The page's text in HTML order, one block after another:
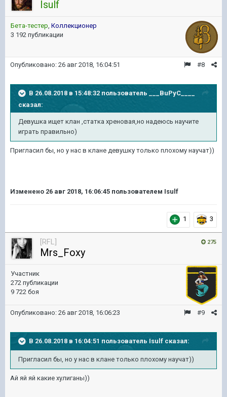
Isulf
Бета-тестер Коллекционер
3 192 публикации
#8
Опубликовано: 26 авг 2018, 16:04:51
В 26.08.2018 в 15:48:32 пользователь
___BuPyC____
сказал:
Девушка ищет клан ,статка хреновая,но надеюсь научите
играть правильно)
Пригласил бы, но у нас в клане девушку только плохому научат))
Изменено 26 авг 2018, 16:06:45 пользователем Isulf
1 3
275
[RFL]
Mrs_Foxy
Участник
272 публикации
9 722 боя
#9
Опубликовано: 26 авг 2018, 16:06:23
В 26.08.2018 в 16:04:51 пользователь Isulf сказал:
Пригласил бы, но у нас в клане только плохому научат))
Ай яй яй какие хулиганы))